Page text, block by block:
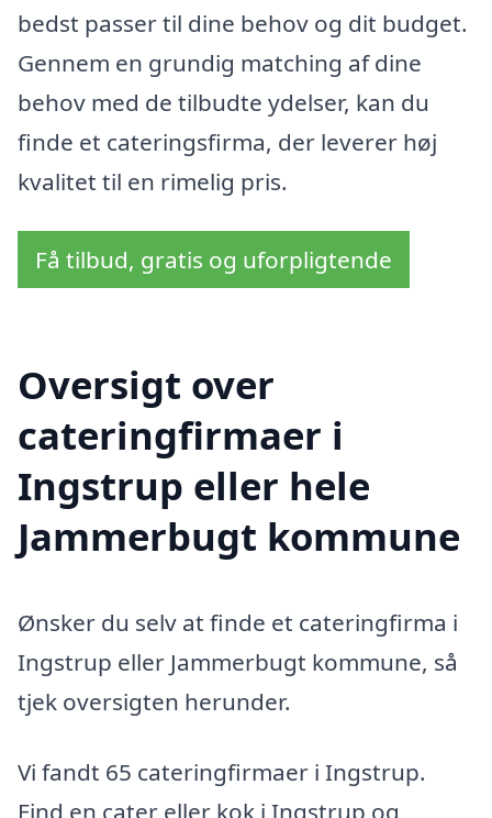
bedst passer til dine behov og dit budget.
Gennem en grundig matching af dine
behov med de tilbudte ydelser, kan du
finde et cateringsfirma, der leverer høj
kvalitet til en rimelig pris.
Få tilbud, gratis og uforpligtende
Oversigt over
cateringfirmaer i
Ingstrup eller hele
Jammerbugt kommune
Ønsker du selv at finde et cateringfirma i
Ingstrup eller Jammerbugt kommune, så
tjek oversigten herunder.
Vi fandt 65 cateringfirmaer i Ingstrup.
Find en cater eller kok i Ingstrup og